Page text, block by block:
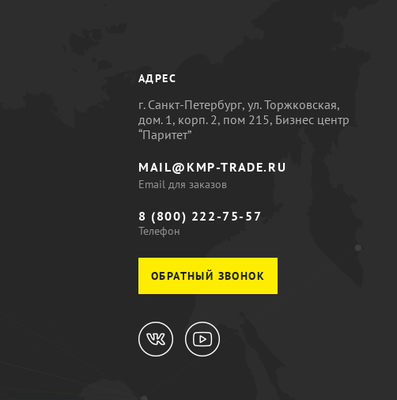
АДРЕС
г. Санкт-Петербург, ул. Торжковская,
дом. 1, корп. 2, пом 215, Бизнес центр
“Паритет”
MAIL@KMP-TRADE.RU
Email для заказов
8 (800) 222-75-57
Телефон
ОБРАТНЫЙ ЗВОНОК